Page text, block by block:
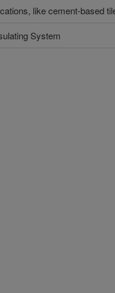
like cement-based
System